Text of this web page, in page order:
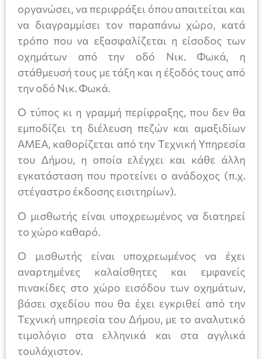
οργανώσει, να περιφράξει όπου απαιτείται και
να διαγραμμίσει τον παραπάνω χώρο, κατά
τρόπο που να εξασφαλίζεται η είσοδος των
οχημάτων από την οδό Νικ. Φωκά, η
στάθμευσή τους με τάξη και η έξοδός τους από
την οδό Νικ. Φωκά.
Ο τύπος κι η γραμμή περίφραξης, που δεν θα
εμποδίζει τη διέλευση πεζών και αμαξιδίων
ΑΜΕΑ, καθορίζεται από την Τεχνική Υπηρεσία
του Δήμου, η οποία ελέγχει και κάθε άλλη
εγκατάσταση που προτείνει ο ανάδοχος (π.χ.
στέγαστρο έκδοσης εισιτηρίων).
Ο μισθωτής είναι υποχρεωμένος να διατηρεί
το χώρο καθαρό.
Ο μισθωτής είναι υποχρεωμένος να έχει
αναρτημένες καλαίσθητες και εμφανείς
πινακίδες στο χώρο εισόδου των οχημάτων,
βάσει σχεδίου που θα έχει εγκριθεί από την
Τεχνική υπηρεσία του Δήμου, με το αναλυτικό
τιμολόγιο στα ελληνικά και στα αγγλικά
τουλάχιστον.